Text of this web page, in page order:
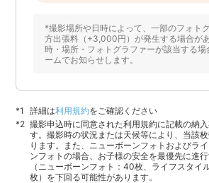
*撮影場所や日時によって、一部のフォト
方出張料（+3,000円）が発生する場合が
時・場所・フォトグラファーが該当する場
ームでお知らせします。
詳細は利用規約をご確認ください
撮影申込時に同意された利用規約に記載の納
す。撮影時の状況または天候等により、当該
ります。また、ニューボーンフォトおよびラ
ンフォトの場合、お子様の安全を最優先に進
（ニューボーンフォト：40枚、ライフスタイ
枚）を下回る可能性があります。